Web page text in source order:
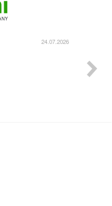
24.07.2026